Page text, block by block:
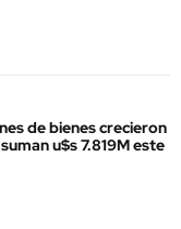
de bienes crecieron
u$s 7.819M este